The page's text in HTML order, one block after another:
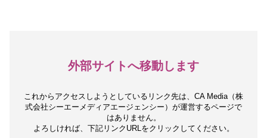
外部サイトへ移動します
これからアクセスしようとしているリンク先は、 CA Media（株
式会社シーエーメディアエージェンシー）が運営するページで
はありません。
よろしければ、下記リンクURLをクリックしてください。